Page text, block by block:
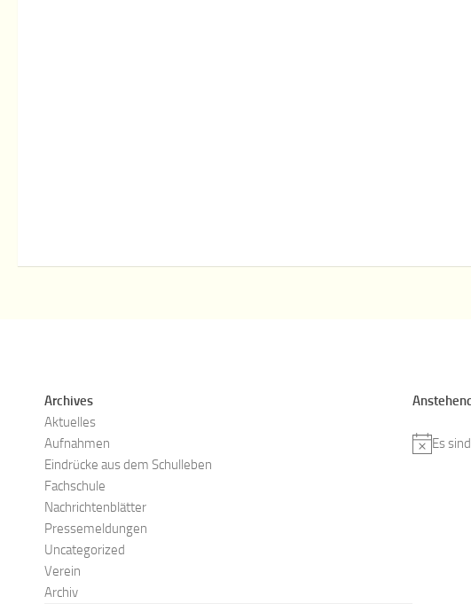
Archives
Aktuelles
Aufnahmen
Eindrücke aus dem Schulleben
Fachschule
Nachrichtenblätter
Pressemeldungen
Uncategorized
Verein
Archiv
H
Es